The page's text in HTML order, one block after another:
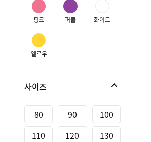
핑크 퍼플 화이트
옐로우
사이즈
80 90
100
110
120
130